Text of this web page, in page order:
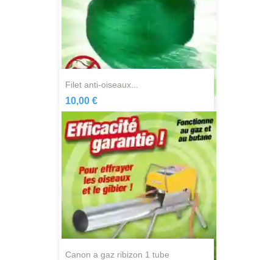
filet anti-oiseaux...
10,00 €
canon a gaz ribizon 1 tube